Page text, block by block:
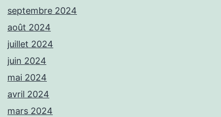
septembre 2024
août 2024
juillet 2024
juin 2024
mai 2024
avril 2024
mars 2024